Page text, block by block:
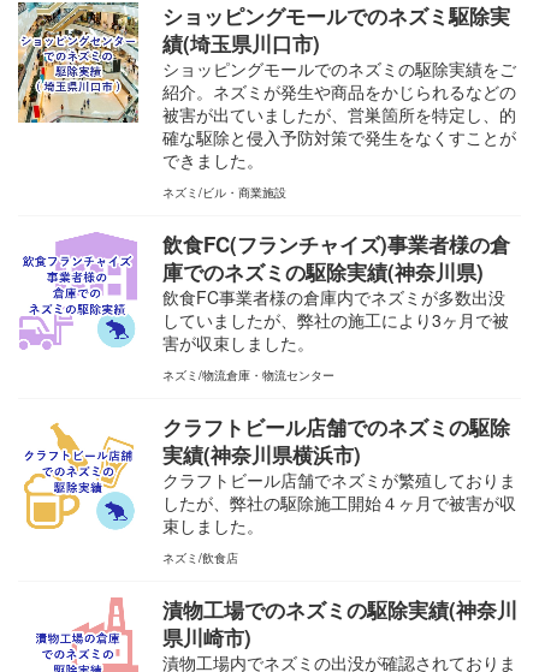
ショッピングモールでのネズミ駆除実
績(埼玉県川口市)
ショッピングモールでのネズミの駆除実績をご
紹介。ネズミが発生や商品をかじられるなどの
被害が出ていましたが、営巣箇所を特定し、的
確な駆除と侵入予防対策で発生をなくすことが
できました。
ネズミ ビル・商業施設
飲食FC(フランチャイズ)事業者様の倉
庫でのネズミの駆除実績(神奈川県)
飲食FC事業者様の倉庫内でネズミが多数出没
していましたが、弊社の施工により3ヶ月で被
害が収束しました。
ネズミ 物流倉庫・物流センター
クラフトビール店舗でのネズミの駆除
実績(神奈川県横浜市)
クラフトビール店舗でネズミが繁殖しておりま
したが、弊社の駆除施工開始４ヶ月で被害が収
束しました。
ネズミ 飲食店
漬物工場でのネズミの駆除実績(神奈川
県川崎市)
漬物工場内でネズミの出没が確認されておりま